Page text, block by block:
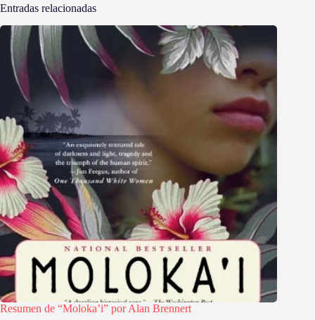
Entradas relacionadas
Resumen de “Moloka’i” por Alan Brennert